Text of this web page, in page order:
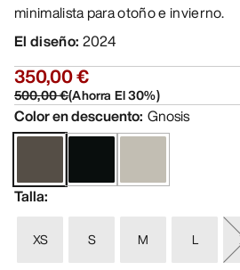
minimalista para otoño e invierno.
El diseño: 2024
350,00 €
500,00 €(Ahorra El30%)
Color en descuento: Gnosis
Talla:
XS S M L